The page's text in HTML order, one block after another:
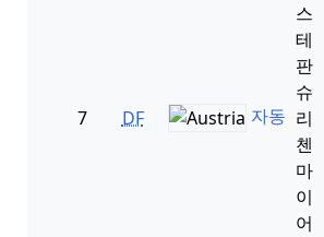
7 DF 자동
스
테
판
슈
리
첸
마
이
어